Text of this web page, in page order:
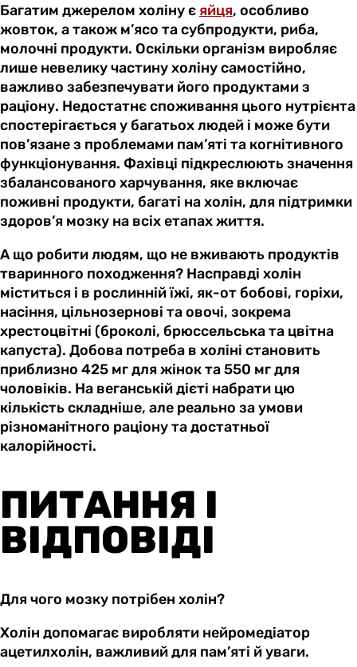
Багатим джерелом холіну є яйця, особливо
жовток, а також м’ясо та субпродукти, риба,
молочні продукти. Оскільки організм виробляє
лише невелику частину холіну самостійно,
важливо забезпечувати його продуктами з
раціону. Недостатнє споживання цього нутрієнта
спостерігається у багатьох людей і може бути
пов’язане з проблемами пам’яті та когнітивного
функціонування. Фахівці підкреслюють значення
збалансованого харчування, яке включає
поживні продукти, багаті на холін, для підтримки
здоров’я мозку на всіх етапах життя.
А що робити людям, що не вживають продуктів
тваринного походження? Насправді холін
міститься і в рослинній їжі, як-от бобові, горіхи,
насіння, цільнозернові та овочі, зокрема
хрестоцвітні (броколі, брюссельська та цвітна
капуста). Добова потреба в холіні становить
приблизно 425 мг для жінок та 550 мг для
чоловіків. На веганській дієті набрати цю
кількість складніше, але реально за умови
різноманітного раціону та достатньої
калорійності.
ПИТАННЯ І
ВІДПОВІДІ
Для чого мозку потрібен холін?
Холін допомагає виробляти нейромедіатор
ацетилхолін, важливий для пам’яті й уваги.